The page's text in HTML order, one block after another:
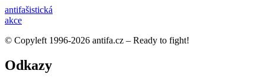
anti­fašistická
akce
© Copyleft 1996-2026 antifa.cz – Ready to fight!
Odkazy